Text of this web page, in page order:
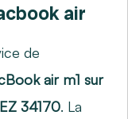
air
de
air m1 sur
34170. La